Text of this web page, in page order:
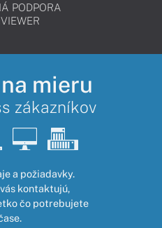
PODPORA
mieru
zákazníkov
a požiadavky.
kontaktujú,
čo potrebujete